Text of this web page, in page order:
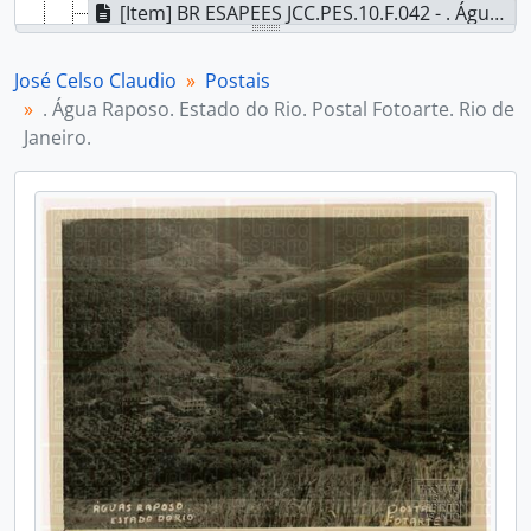
[Item] BR ESAPEES JCC.PES.10.F.042 - . Água Raposo. Estado do Rio. Postal Fotoarte. Rio de Janeiro., Sem Data
[Item] BR ESAPEES JCC.PES.10.F.050 - Não identificada, Sem Data
[Item] BR ESAPEES JCC.PES.10.F.051 - Águas Raposo. Lago. Rio de Janeiro, Sem Data
[Item] BR ESAPEES JCC.PES.10.F.053 - Águas Raposo. Lago. Rio de Janeiro, Sem Data
[Item] BR ESAPEES JCC.PES.10.F.069 - Praia de Amaralina. Bahia, Sem Data
[Item] BR ESAPEES JCC.PES.10.F.076v - Verso Postal recebido de Carlos Lindenberg com a imagem do Ministério da Fazenda do Chile e Hotel Carrara, com os seguintes dizeres: “Ao prezado José Celso, [?] envio nossas lembranças e os melhores votos de saúde e felicidade extensivas a todos e meus abraços do amigo Carlos Lindenberg. Vila Velha., 28/11/1951
[Item] BR ESAPEES JCC.PES.10.F.078 - Bonde de Paranaguá. Paraná, Sem Data
[Item] BR ESAPEES JCC.PES.10.F.079 - Escola Militar de Rezende. Com os seguintes dizeres: “Aos prezados tios Zezé e Isaura, com um forte abraço do sobrinho Abílio.”, Sem Data
[Item] BR ESAPEES JCC.PES.10.F.079v - Verso Escola Militar de Rezende. Com os seguintes dizeres: “Aos prezados tios Zezé e Isaura, com um forte abraço do sobrinho Abílio.”, Sem Data
[Item] BR ESAPEES JCC.PES.10..F.080 - Itapoan. Bahia, Sem Data
[Item] BR ESAPEES JCC.PES.10.F.085 - Postal recebido de Bráulio com a imagem da igreja do Cipó, com os seguintes dizeres: “Ao inesquecível cunhado Zezé. Afectuosos abraços da Bahia”, 22/11/1929
[Item] BR ESAPEES JCC.PES.10.F.085v - Verso Postal recebido de Bráulio com a imagem da igreja do Cipó, com os seguintes dizeres: “Ao inesquecível cunhado Zezé. Afectuosos abraços da Bahia”, 22/11/1929
[Item] BR ESAPEES JCC.PES.10.F.222 - Farol da Barra. Bahia, Sem Data
[Item] BR ESAPEES JCC.PES.10.F.273 - “Queridos pais, temos nos divertido muito nessa praia gaúcha e catarinense. Cidade de veraneio, está ainda em número reduzido de veranistas. Depois de amanha voltaremos para Porto Alegre, seguindo, passados dois dias para o Rio. Aguardamos sua visita em dezembro. Beijos saudosos de seus filhos. Anna Amelia e Plinio.” Praia de Torres, 16/10/1960
[Item] BR ESAPEES JCC.PES.10.273v - Verso “Queridos pais, temos nos divertido muito nessa praia gaúcha e catarinense. Cidade de veraneio, está ainda em número reduzido de veranistas. Depois de amanha voltaremos para Porto Alegre, seguindo, passados dois dias para o Rio. Aguardamos sua visita em dezembro. Beijos saudosos de seus filhos. Anna Amelia e Plinio.” Praia de Torres, 16/10/1960
[Item] BR ESAPEES JCC.PES.10.F.277 - “Prezado titio Zezé, este postal representa uma parte do conjunto principal da Escola. Mamãe chegou bem ruinzinha, felizmente já se encontra mais descansada. Por que o senhor não mandou Anna Amélia? Disse mamae que Maria José está bonita, mas, em seguida, estragou com ela pois disse que está parecida comigo. Abraços para todos. Aceite um forte e saudoso abraço do sobrinho que o estima e admira.” Cartão postal da escola militar., 31/10/1947
[Item] BR ESAPEES JCC.PES.10.F.277v - Verso “Prezado titio Zezé, este postal representa uma parte do conjunto principal da Escola. Mamãe chegou bem ruinzinha, felizmente já se encontra mais descansada. Por que o senhor não mandou Anna Amélia? Disse mamae que Maria José está bonita, mas, em seguida, estragou com ela pois disse que está parecida comigo. Abraços para todos. Aceite um forte e saudoso abraço do sobrinho que o estima e admira.” Cartão postal da escola militar., 31/10/1947
José Celso Claudio
Postais
. Água Raposo. Estado do Rio. Postal Fotoarte. Rio de
Janeiro.